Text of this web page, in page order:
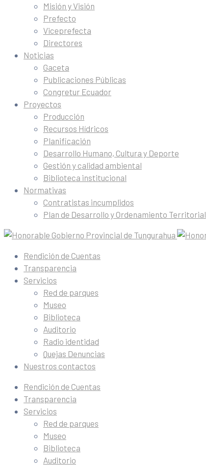
Misión y Visión
Prefecto
Viceprefecta
Directores
Noticias
Gaceta
Publicaciones Públicas
Congretur Ecuador
Proyectos
Producción
Recursos Hídricos
Planificación
Desarrollo Humano, Cultura y Deporte
Gestión y calidad ambiental
Biblioteca institucional
Normativas
Contratistas incumplidos
Plan de Desarrollo y Ordenamiento Territorial
Rendición de Cuentas
Transparencia
Servicios
Red de parques
Museo
Biblioteca
Auditorio
Radio identidad
Quejas Denuncias
Nuestros contactos
Rendición de Cuentas
Transparencia
Servicios
Red de parques
Museo
Biblioteca
Auditorio